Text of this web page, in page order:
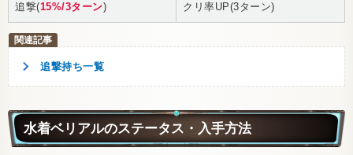
追撃(15%/3ターン) クリ率UP(3ターン)
追撃持ち一覧
水着ベリアルのステータス・入手方法